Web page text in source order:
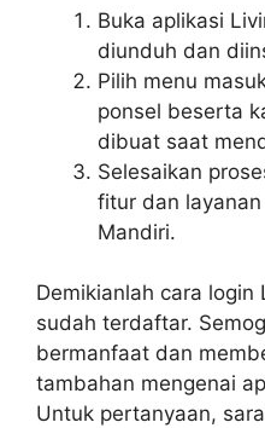
Buka aplikasi
diunduh dan
Pilih menu
ponsel beserta
dibuat saat
Selesaikan
fitur dan
Mandiri.
Demikianlah cara login
sudah terdaftar.
bermanfaat dan
tambahan mengenai
Untuk pertanyaan,